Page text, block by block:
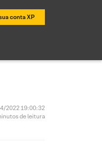
conta XP
2022 19:00:32
de leitura